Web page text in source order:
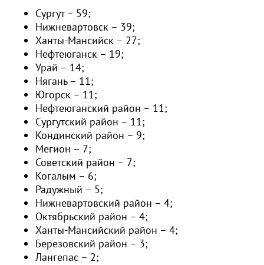
Сургут – 59;
Нижневартовск – 39;
Ханты-Мансийск – 27;
Нефтеюганск – 19;
Урай – 14;
Нягань – 11;
Югорск – 11;
Нефтеюганский район – 11;
Сургутский район – 11;
Кондинский район – 9;
Мегион – 7;
Советский район – 7;
Когалым – 6;
Радужный – 5;
Нижневартовский район – 4;
Октябрьский район – 4;
Ханты-Мансийский район – 4;
Березовский район – 3;
Лангепас – 2;